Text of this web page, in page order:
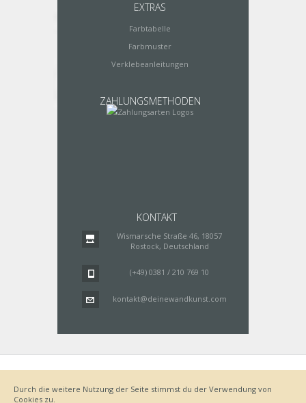
EXTRAS
Farbtabelle
Farbmuster
Verklebeanleitungen
ZAHLUNGSMETHODEN
KONTAKT
Wismarsche Straße 46, 18057
Rostock, Deutschland
(+49) 0381 / 210 769 10
kontakt@deinewandkunst.com
Datenschutz
Lieferung
Bestellvorgang
AGB
Durch die weitere Nutzung der Seite stimmst du der Verwendung von
Cookies zu.